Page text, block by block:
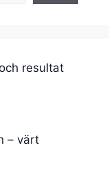
resultat
– värt